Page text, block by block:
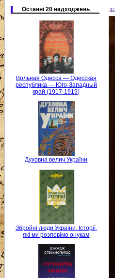
Останні 20 надходжень
Вольная Одесса — Одесская
республика — Юго-Западный
край (1917-1919)
Духовна велич України
Збройні люди України. Історії,
які ми розповімо онукам